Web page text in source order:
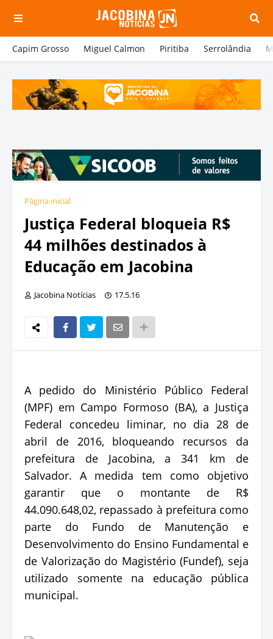
Capim Grosso Miguel Calmon Piritiba Serrolândia
Página inicial
Justiça Federal bloqueia R$
44 milhões destinados à
Educação em Jacobina
Jacobina Notícias 17.5.16
A pedido do Ministério Público Federal
(MPF) em Campo Formoso (BA), a Justiça
Federal concedeu liminar, no dia 28 de
abril de 2016, bloqueando recursos da
prefeitura de Jacobina, a 341 km de
Salvador. A medida tem como objetivo
garantir que o montante de R$
44.090.648,02, repassado à prefeitura como
parte do Fundo de Manutenção e
Desenvolvimento do Ensino Fundamental e
de Valorização do Magistério (Fundef), seja
utilizado somente na educação pública
municipal.